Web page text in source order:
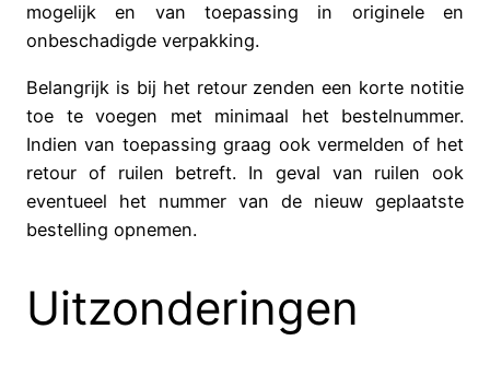
mogelijk en van toepassing in originele en
onbeschadigde verpakking.
Belangrijk is bij het retour zenden een korte notitie
toe te voegen met minimaal het bestelnummer.
Indien van toepassing graag ook vermelden of het
retour of ruilen betreft. In geval van ruilen ook
eventueel het nummer van de nieuw geplaatste
bestelling opnemen.
Uitzonderingen